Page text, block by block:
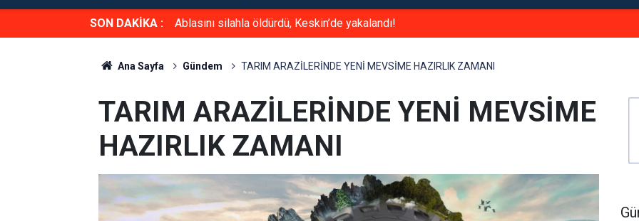
SON DAKİKA : Ablasını silahla öldürdü, Keskin’de yakalandı!
Ana Sayfa Gündem TARIM ARAZİLERİNDE YENİ MEVSİME HAZIRLIK ZAMANI
TARIM ARAZİLERİNDE YENİ MEVSİME
HAZIRLIK ZAMANI